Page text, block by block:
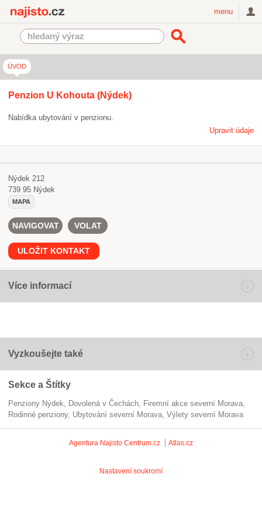
menu
ÚVOD
Penzion U Kohouta (Nýdek)
Nabídka ubytování v penzionu.
Upravit údaje
Nýdek 212
739 95 Nýdek
MAPA
NAVIGOVAT VOLAT
ULOŽIT KONTAKT
Více informací
Vyzkoušejte také
Sekce a Štítky
Penziony Nýdek dovolená v Čechách
firemní akce severní Morava
rodinné penziony
ubytování severní Morava výlety severní Morava
Agentura Najisto Centrum.cz Atlas.cz
Nastavení soukromí